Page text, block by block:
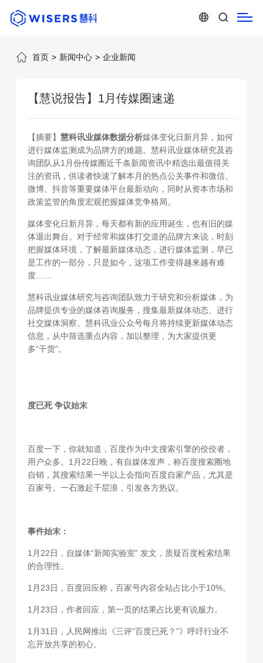
首页 > 新闻中心 > 企业新闻
【慧说报告】1月传媒圈速递
【摘要】 慧科讯业媒体数据分析媒体变化日新月异，如何
进行媒体监测成为品牌方的难题。慧科讯业媒体研究及咨
询团队从1月份传媒圈近千条新闻资讯中精选出最值得关
注的资讯，供读者快速了解本月的热点公关事件和微信、
微博、抖音等重要媒体平台最新动向，同时从资本市场和
政策监管的角度宏观把握媒体竞争格局。
媒体变化日新月异，每天都有新的应用诞生，也有旧的媒
体退出舞台。对于经常和媒体打交道的品牌方来说，时刻
把握媒体环境，了解最新媒体动态，进行媒体监测，早已
是工作的一部分，只是如今，这项工作变得越来越有难
度……
慧科讯业媒体研究与咨询团队致力于研究和分析媒体，为
品牌提供专业的媒体咨询服务，搜集最新媒体动态、进行
社交媒体洞察。慧科讯业公众号每月将持续更新媒体动态
信息，从中筛选重点内容，加以整理，为大家提供更
多“干货”。
度已死 争议始末
百度一下，你就知道，百度作为中文搜索引擎的佼佼者，
用户众多。1月22日晚，有自媒体发声，称百度搜索圈地
自销，其搜索结果一半以上会指向百度自家产品，尤其是
百家号。一石激起千层浪，引发各方热议。
事件始末：
1月22日，自媒体“新闻实验室” 发文，质疑百度检索结果
的合理性。
1月23日，百度回应称，百家号内容全站占比小于10%。
1月23日，作者回应，第一页的结果占比更有说服力。
1月31日，人民网推出《三评“百度已死？”》呼吁行业不
忘开放共享的初心。